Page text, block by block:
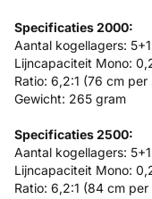
Specificaties 2000:
Aantal kogellagers: 5+1
Lijncapaciteit Mono:
Ratio: 6,2:1 (76 cm per
Gewicht: 265 gram
Specificaties 2500:
Aantal kogellagers: 5+1
Lijncapaciteit Mono:
Ratio: 6,2:1 (84 cm per